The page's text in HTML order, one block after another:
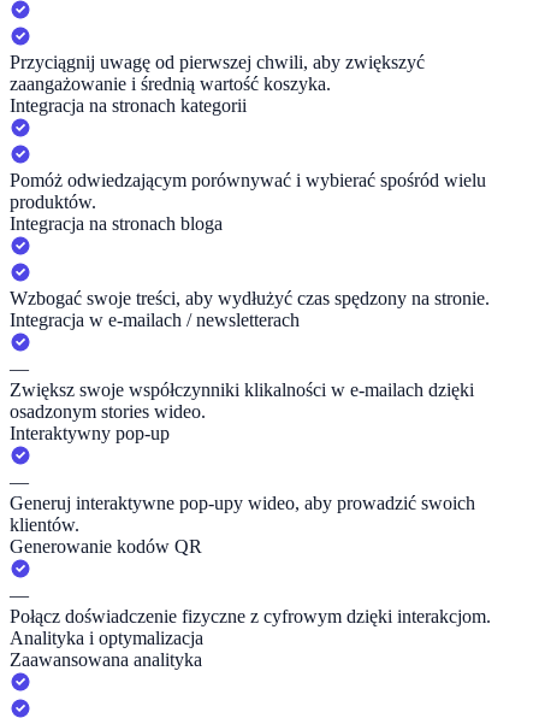
Przyciągnij uwagę od pierwszej chwili, aby zwiększyć
zaangażowanie i średnią wartość koszyka.
Integracja na stronach kategorii
Pomóż odwiedzającym porównywać i wybierać spośród wielu
produktów.
Integracja na stronach bloga
Wzbogać swoje treści, aby wydłużyć czas spędzony na stronie.
Integracja w e-mailach / newsletterach
—
Zwiększ swoje współczynniki klikalności w e-mailach dzięki
osadzonym stories wideo.
Interaktywny pop-up
—
Generuj interaktywne pop-upy wideo, aby prowadzić swoich
klientów.
Generowanie kodów QR
—
Połącz doświadczenie fizyczne z cyfrowym dzięki interakcjom.
Analityka i optymalizacja
Zaawansowana analityka